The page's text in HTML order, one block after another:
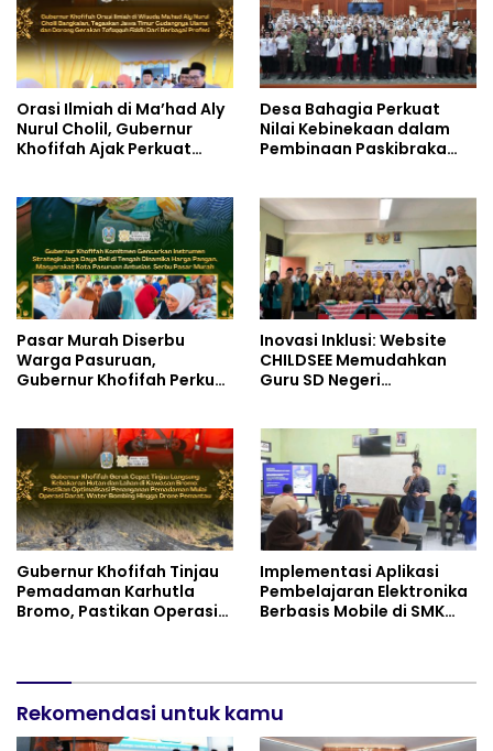
Orasi Ilmiah di Ma’had Aly
Nurul Cholil, Gubernur
Khofifah Ajak Perkuat
Desa Bahagia Perkuat
Nilai Kebinekaan dalam
Pembinaan Paskibraka
Pasar Murah Diserbu
Warga Pasuruan,
Gubernur Khofifah Perkuat
Inovasi Inklusi: Website
CHILDSEE Memudahkan
Guru SD Negeri
Berkebutuhan Khusus
Gubernur Khofifah Tinjau
Pemadaman Karhutla
Bromo, Pastikan Operasi
Implementasi Aplikasi
Pembelajaran Elektronika
Berbasis Mobile di SMK
Rekomendasi untuk kamu